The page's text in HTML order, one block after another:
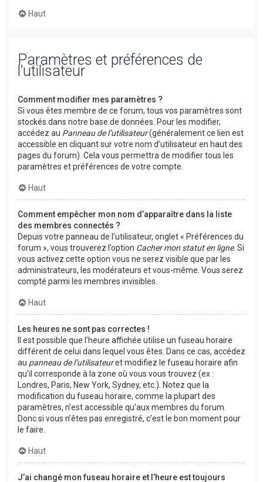
Haut
Paramètres et préférences de
l’utilisateur
Comment modifier mes paramètres ?
Si vous êtes membre de ce forum, tous vos paramètres sont
stockés dans notre base de données. Pour les modifier,
accédez au Panneau de l’utilisateur(généralement ce lien est
accessible en cliquant sur votre nom d’utilisateur en haut des
pages du forum). Cela vous permettra de modifier tous les
paramètres et préférences de votre compte.
Haut
Comment empêcher mon nom d’apparaître dans la liste
des membres connectés ?
Depuis votre panneau de l’utilisateur, onglet « Préférences du
forum », vous trouverez l’option Cacher mon statut en ligne. Si
vous activez cette option vous ne serez visible que par les
administrateurs, les modérateurs et vous-même. Vous serez
compté parmi les membres invisibles.
Haut
Les heures ne sont pas correctes !
Il est possible que l’heure affichée utilise un fuseau horaire
différent de celui dans lequel vous êtes. Dans ce cas, accédez
au panneau de l’utilisateuret modifiez le fuseau horaire afin
qu’il corresponde à la zone où vous vous trouvez (ex :
Londres, Paris, New York, Sydney, etc.). Notez que la
modification du fuseau horaire, comme la plupart des
paramètres, n’est accessible qu’aux membres du forum.
Donc si vous n’êtes pas enregistré, c’est le bon moment pour
le faire.
Haut
J’ai changé mon fuseau horaire et l’heure est toujours